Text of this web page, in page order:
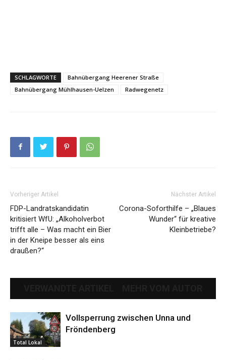
SCHLAGWORTE
Bahnübergang Heerener Straße
Bahnübergang Mühlhausen-Uelzen
Radwegenetz
Vorheriger Artikel
FDP-Landratskandidatin
kritisiert WfU: „Alkoholverbot
trifft alle – Was macht ein Bier
in der Kneipe besser als eins
draußen?“
Nächster Artikel
Corona-Soforthilfe – „Blaues
Wunder“ für kreative
Kleinbetriebe?
Total Lokal
Vollsperrung zwischen Unna und
Fröndenberg